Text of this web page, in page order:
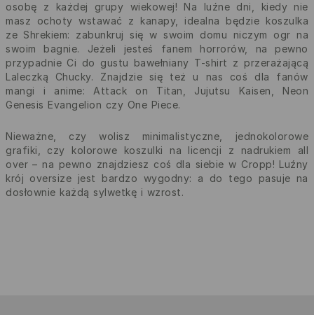
osobę z każdej grupy wiekowej! Na luźne dni, kiedy nie
masz ochoty wstawać z kanapy, idealna będzie koszulka
ze Shrekiem: zabunkruj się w swoim domu niczym ogr na
swoim bagnie. Jeżeli jesteś fanem horrorów, na pewno
przypadnie Ci do gustu bawełniany T-shirt z przerażającą
Laleczką Chucky. Znajdzie się też u nas coś dla fanów
mangi i anime: Attack on Titan, Jujutsu Kaisen, Neon
Genesis Evangelion czy One Piece.
Nieważne, czy wolisz minimalistyczne, jednokolorowe
grafiki, czy kolorowe koszulki na licencji z nadrukiem all
over – na pewno znajdziesz coś dla siebie w Cropp! Luźny
krój oversize jest bardzo wygodny: a do tego pasuje na
dosłownie każdą sylwetkę i wzrost.